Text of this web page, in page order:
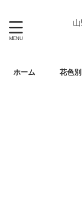
ホーム 花色